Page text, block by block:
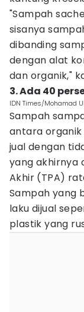
"Sampah
sisanya
dibanding
dengan alat
dan organik,"
3. Ada 40
IDN Times/Mohamad
Sampah
antara organik
jual dengan
yang akhirnya
Akhir (TPA)
Sampah yang
laku dijual
plastik yang